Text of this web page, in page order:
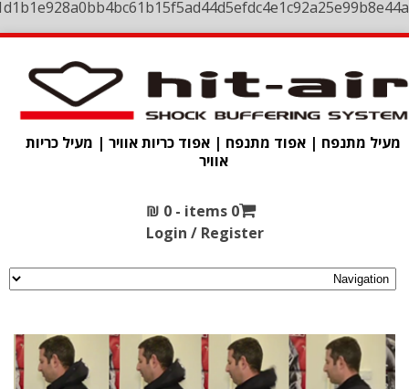
מעיל מתנפח | אפוד מתנפח | אפוד כריות אוויר | מעיל כריות
אוויר
0 items -
₪ 0
Login / Register